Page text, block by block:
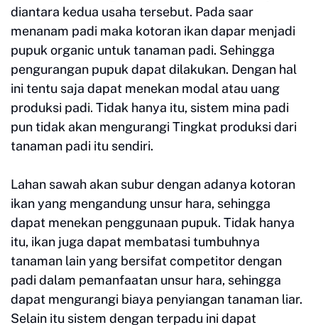
diantara kedua usaha tersebut. Pada saar
menanam padi maka kotoran ikan dapar menjadi
pupuk organic untuk tanaman padi. Sehingga
pengurangan pupuk dapat dilakukan. Dengan hal
ini tentu saja dapat menekan modal atau uang
produksi padi. Tidak hanya itu, sistem mina padi
pun tidak akan mengurangi Tingkat produksi dari
tanaman padi itu sendiri.
Lahan sawah akan subur dengan adanya kotoran
ikan yang mengandung unsur hara, sehingga
dapat menekan penggunaan pupuk. Tidak hanya
itu, ikan juga dapat membatasi tumbuhnya
tanaman lain yang bersifat competitor dengan
padi dalam pemanfaatan unsur hara, sehingga
dapat mengurangi biaya penyiangan tanaman liar.
Selain itu sistem dengan terpadu ini dapat